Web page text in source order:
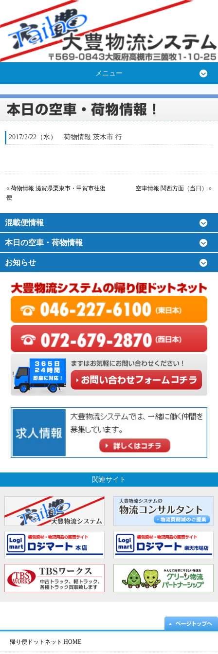
メニュー
2017/2/22（水） 荷物情報 茨木市 行
« 荷物情報 滋賀県栗東市・甲賀市往復
便
空車情報 関西方面（当日） »
混載便情報
本日の空車・荷物情報
お知らせ
関連サイト
帰り便ドットネット HOME